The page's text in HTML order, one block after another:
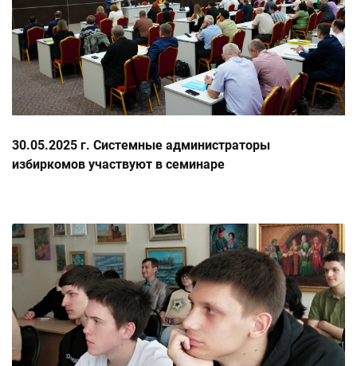
30.05.2025 г. Системные администраторы
избиркомов участвуют в семинаре